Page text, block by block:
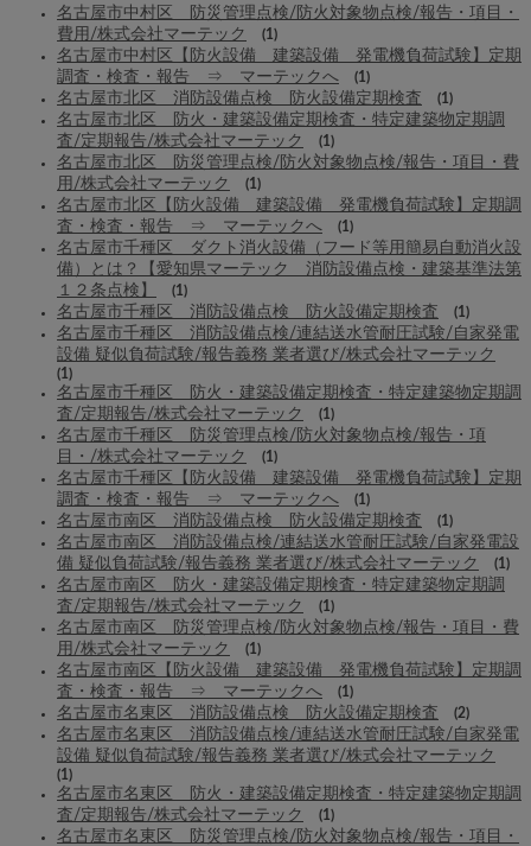
名古屋市中村区 防災管理点検/防火対象物点検/報告・項目・
費用/株式会社マーテック
(1)
名古屋市中村区【防火設備 建築設備 発電機負荷試験】定期
調査・検査・報告 ⇒ マーテックへ
(1)
名古屋市北区 消防設備点検 防火設備定期検査 (1)
名古屋市北区 防火・建築設備定期検査・特定建築物定期調
査/定期報告/株式会社マーテック
(1)
名古屋市北区 防災管理点検/防火対象物点検/報告・項目・費
用/株式会社マーテック
(1)
名古屋市北区【防火設備 建築設備 発電機負荷試験】定期調
査・検査・報告 ⇒ マーテックへ
(1)
名古屋市千種区 ダクト消火設備（フード等用簡易自動消火設
備）とは？【愛知県マーテック 消防設備点検・建築基準法第
１２条点検】
(1)
名古屋市千種区 消防設備点検 防火設備定期検査 (1)
名古屋市千種区 消防設備点検/連結送水管耐圧試験/自家発電
設備 疑似負荷試験/報告義務 業者選び/株式会社マーテック
(1)
名古屋市千種区 防火・建築設備定期検査・特定建築物定期調
査/定期報告/株式会社マーテック
(1)
名古屋市千種区 防災管理点検/防火対象物点検/報告・項
目・/株式会社マーテック
(1)
名古屋市千種区【防火設備 建築設備 発電機負荷試験】定期
調査・検査・報告 ⇒ マーテックへ
(1)
名古屋市南区 消防設備点検 防火設備定期検査 (1)
名古屋市南区 消防設備点検/連結送水管耐圧試験/自家発電設
備 疑似負荷試験/報告義務 業者選び/株式会社マーテック
(1)
名古屋市南区 防火・建築設備定期検査・特定建築物定期調
査/定期報告/株式会社マーテック
(1)
名古屋市南区 防災管理点検/防火対象物点検/報告・項目・費
用/株式会社マーテック
(1)
名古屋市南区【防火設備 建築設備 発電機負荷試験】定期調
査・検査・報告 ⇒ マーテックへ
(1)
名古屋市名東区 消防設備点検 防火設備定期検査 (2)
名古屋市名東区 消防設備点検/連結送水管耐圧試験/自家発電
設備 疑似負荷試験/報告義務 業者選び/株式会社マーテック
(1)
名古屋市名東区 防火・建築設備定期検査・特定建築物定期調
査/定期報告/株式会社マーテック
(1)
名古屋市名東区 防災管理点検/防火対象物点検/報告・項目・